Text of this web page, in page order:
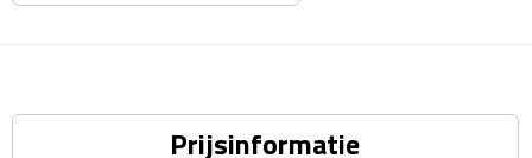
Prijsinformatie